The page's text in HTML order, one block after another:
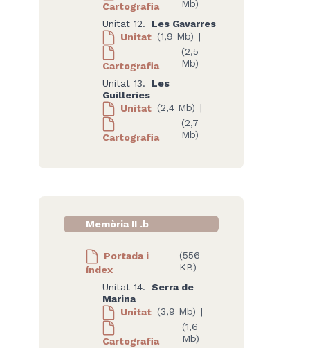
Cartografia
Mb)
Unitat 12.
Les Gavarres
Unitat (1,9 Mb) |
Cartografia
(2,5
Mb)
Unitat 13.
Les
Guilleries
Unitat (2,4 Mb) |
Cartografia
(2,7
Mb)
Memòria II .b
Portada i
índex
(556
KB)
Unitat 14.
Serra de
Marina
Unitat (3,9 Mb) |
Cartografia
(1,6
Mb)